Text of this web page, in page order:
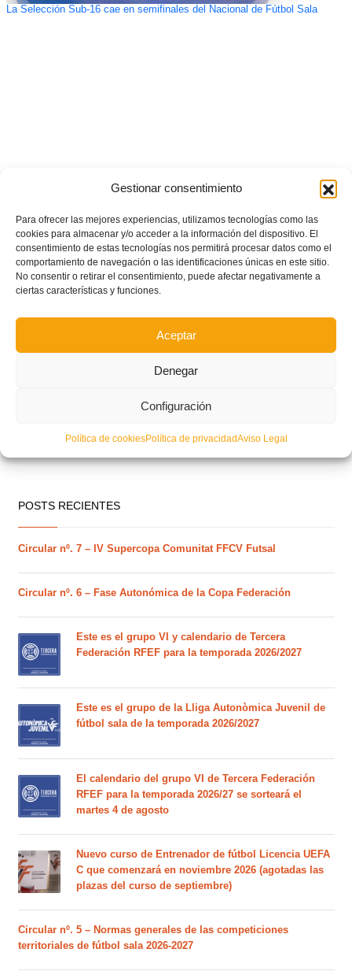
Gestionar consentimiento
Para ofrecer las mejores experiencias, utilizamos tecnologías como las
cookies para almacenar y/o acceder a la información del dispositivo. El
consentimiento de estas tecnologías nos permitirá procesar datos como el
comportamiento de navegación o las identificaciones únicas en este sitio.
No consentir o retirar el consentimiento, puede afectar negativamente a
ciertas características y funciones.
Aceptar
Denegar
Configuración
Política de cookiesPolítica de privacidadAviso Legal
La Selección Sub-16 cae en semifinales del Nacional de Fútbol Sala
POSTS RECIENTES
Circular nº. 7 – IV Supercopa Comunitat FFCV Futsal
Circular nº. 6 – Fase Autonómica de la Copa Federación
Este es el grupo VI y calendario de Tercera
Federación RFEF para la temporada 2026/2027
Este es el grupo de la Lliga Autonòmica Juvenil de
fútbol sala de la temporada 2026/2027
El calendario del grupo VI de Tercera Federación
RFEF para la temporada 2026/27 se sorteará el
martes 4 de agosto
Nuevo curso de Entrenador de fútbol Licencia UEFA
C que comenzará en noviembre 2026 (agotadas las
plazas del curso de septiembre)
Circular nº. 5 – Normas generales de las competiciones
territoriales de fútbol sala 2026-2027